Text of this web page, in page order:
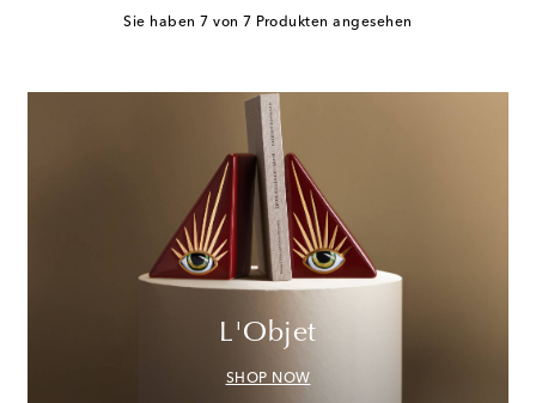
Sie haben 7 von 7 Produkten angesehen
L'Objet
SHOP NOW